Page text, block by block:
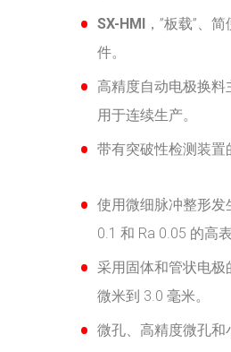
SX-HMI
，”板载”、
件。
高精度自动电极换
用于连续生产。
带有突破性检测装置
使用微细脉冲整形发
0.1 和 Ra 0.05 的高
采用固体和管状电
微米到 3.0 毫米。
微孔、高精度微孔和